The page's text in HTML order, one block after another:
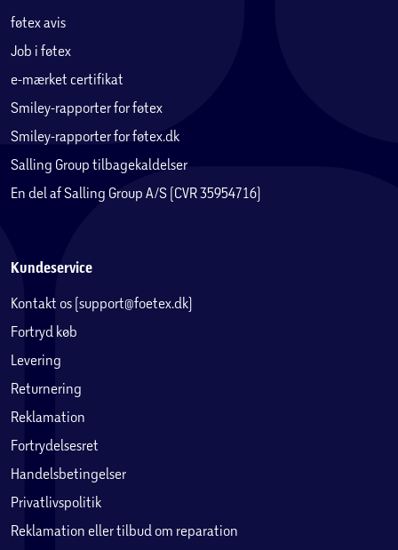
føtex avis
Job i føtex
e-mærket certifikat
Smiley-rapporter for føtex
Smiley-rapporter for føtex.dk
Salling Group tilbagekaldelser
En del af Salling Group A/S (CVR 35954716)
Kundeservice
Kontakt os (support@foetex.dk)
Fortryd køb
Levering
Returnering
Reklamation
Fortrydelsesret
Handelsbetingelser
Privatlivspolitik
Reklamation eller tilbud om reparation